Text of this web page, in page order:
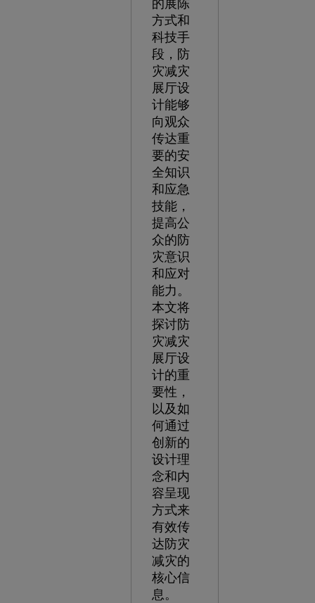
的展陈
方式和
科技手
段，防
灾减灾
展厅设
计能够
向观众
传达重
要的安
全知识
和应急
技能，
提高公
众的防
灾意识
和应对
能力。
本文将
探讨防
灾减灾
展厅设
计的重
要性，
以及如
何通过
创新的
设计理
念和内
容呈现
方式来
有效传
达防灾
减灾的
核心信
息。